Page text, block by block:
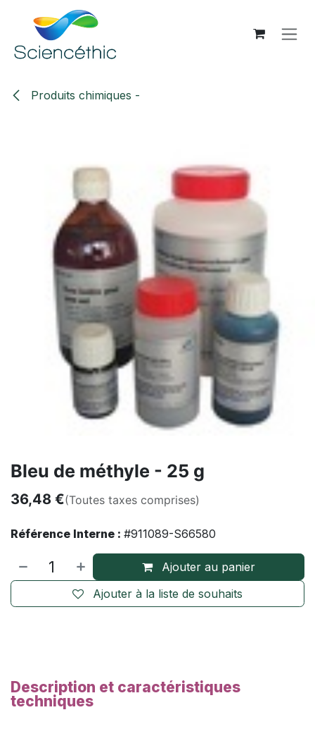
Se rendre au contenu
Produits chimiques -
Bleu de méthyle - 25 g
36,48 €(Toutes taxes comprises)
Référence Interne : #911089-S66580
Ajouter au panier
Ajouter à la liste de souhaits
Description et caractéristiques
techniques